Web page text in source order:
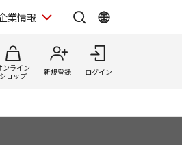
業情報
ンライン
ショップ
新規登録 ログイン